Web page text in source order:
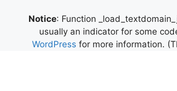
Notice: Function
usually an indicator for some
WordPress for more information.